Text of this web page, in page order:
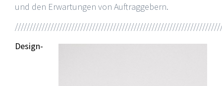
und den Erwartungen von Auftraggebern.
Design-